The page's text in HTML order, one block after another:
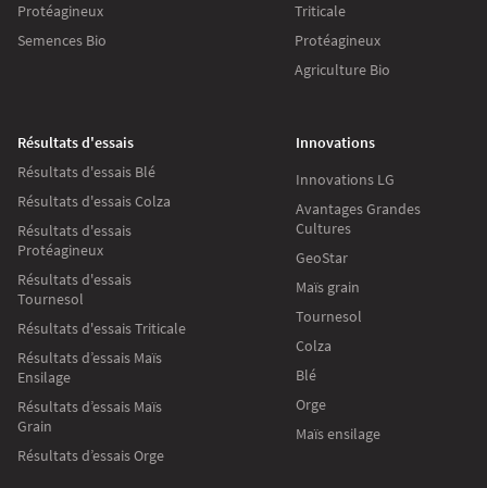
Protéagineux
Semences Bio
Triticale
Protéagineux
Agriculture Bio
Résultats d'essais
Résultats d'essais Blé
Résultats d'essais Colza
Résultats d'essais
Protéagineux
Résultats d'essais
Tournesol
Résultats d'essais Triticale
Résultats d’essais Maïs
Ensilage
Résultats d’essais Maïs
Grain
Résultats d’essais Orge
Innovations
Innovations LG
Avantages Grandes
Cultures
GeoStar
Maïs grain
Tournesol
Colza
Blé
Orge
Maïs ensilage